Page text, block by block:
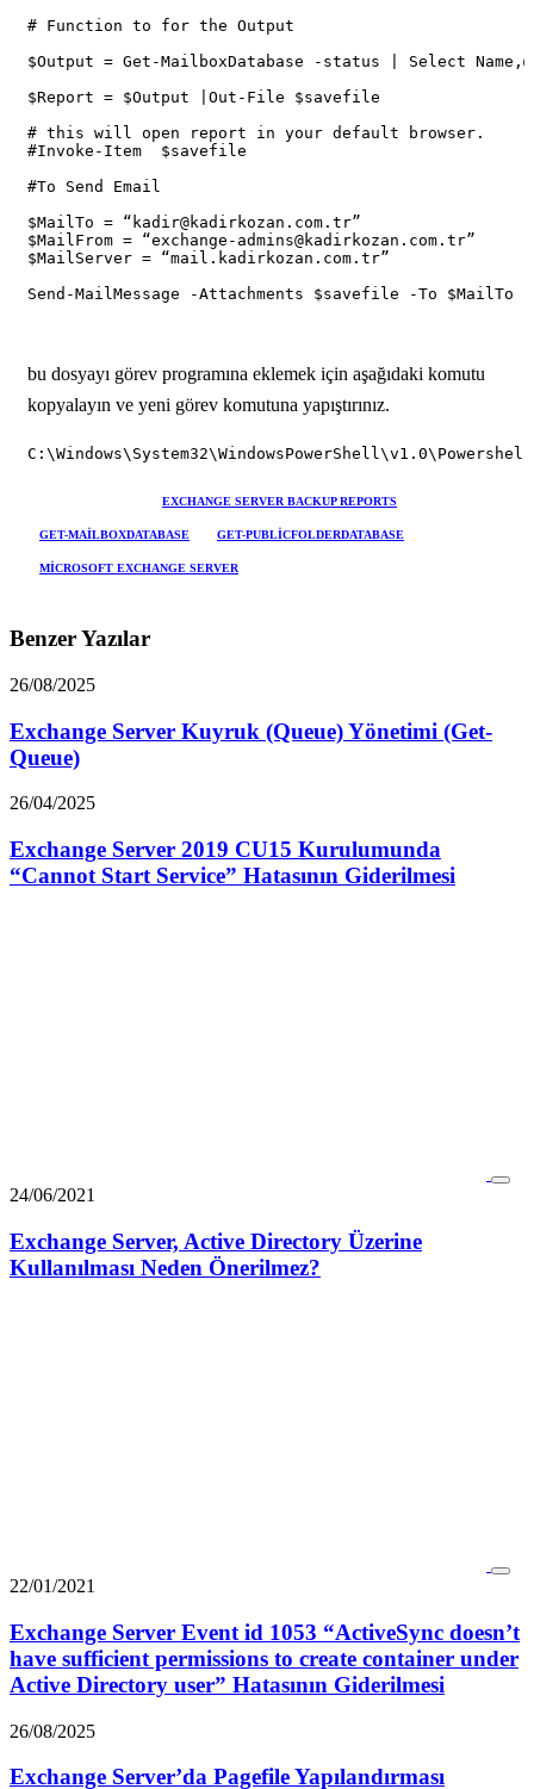
# Function to for the Output
$Output = Get-MailboxDatabase -status | Select
$Report = $Output |Out-File $savefile
# this will open report in your default browser.
#Invoke-Item  $savefile
#To Send Email
$MailTo = “kadir@kadirkozan.com.tr”
$MailFrom = “exchange-admins@kadirkozan.com.tr”
$MailServer = “mail.kadirkozan.com.tr”
bu dosyayı görev programına eklemek için aşağıdaki komutu
kopyalayın ve yeni görev komutuna yapıştırınız.
EXCHANGE SERVER BACKUP REPORTS
GET-MAILBOXDATABASE GET-PUBLICFOLDERDATABASE
MICROSOFT EXCHANGE SERVER
Benzer Yazılar
26/08/2025
Exchange Server Kuyruk (Queue) Yönetimi (Get-
Queue)
26/04/2025
Exchange Server 2019 CU15 Kurulumunda
“Cannot Start Service” Hatasının Giderilmesi
24/06/2021
Exchange Server, Active Directory Üzerine
Kullanılması Neden Önerilmez?
22/01/2021
Exchange Server Event id 1053 “ActiveSync doesn’t
have sufficient permissions to create container under
Active Directory user” Hatasının Giderilmesi
26/08/2025
Exchange Server’da Pagefile Yapılandırması